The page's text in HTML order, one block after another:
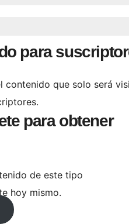
para
contenido que solo será
para obtener
de este tipo
hoy mismo.